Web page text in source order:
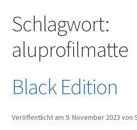
Innenbereich
Standardgrößen
Schlagwort:
aluprofilmatte
Black Edition
Veröffentlicht am 9. November 2023 von